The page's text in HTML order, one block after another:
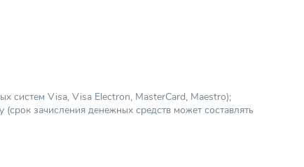
140
систем Visa, Visa Electron, MasterCard, Maestro);
зачисления денежных средств может составлять